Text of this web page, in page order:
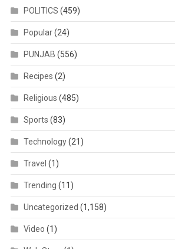
POLITICS (459)
Popular(24)
PUNJAB (556)
Recipes (2)
Religious (485)
Sports (83)
Technology(21)
Travel (1)
Trending (11)
Uncategorized (1,158)
Video (1)